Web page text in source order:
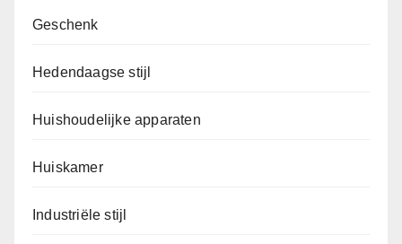
Geschenk
Hedendaagse stijl
Huishoudelijke apparaten
Huiskamer
Industriële stijl